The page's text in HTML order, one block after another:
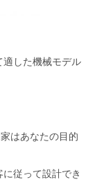
適した機械モデル
はあなたの目的
従って設計でき